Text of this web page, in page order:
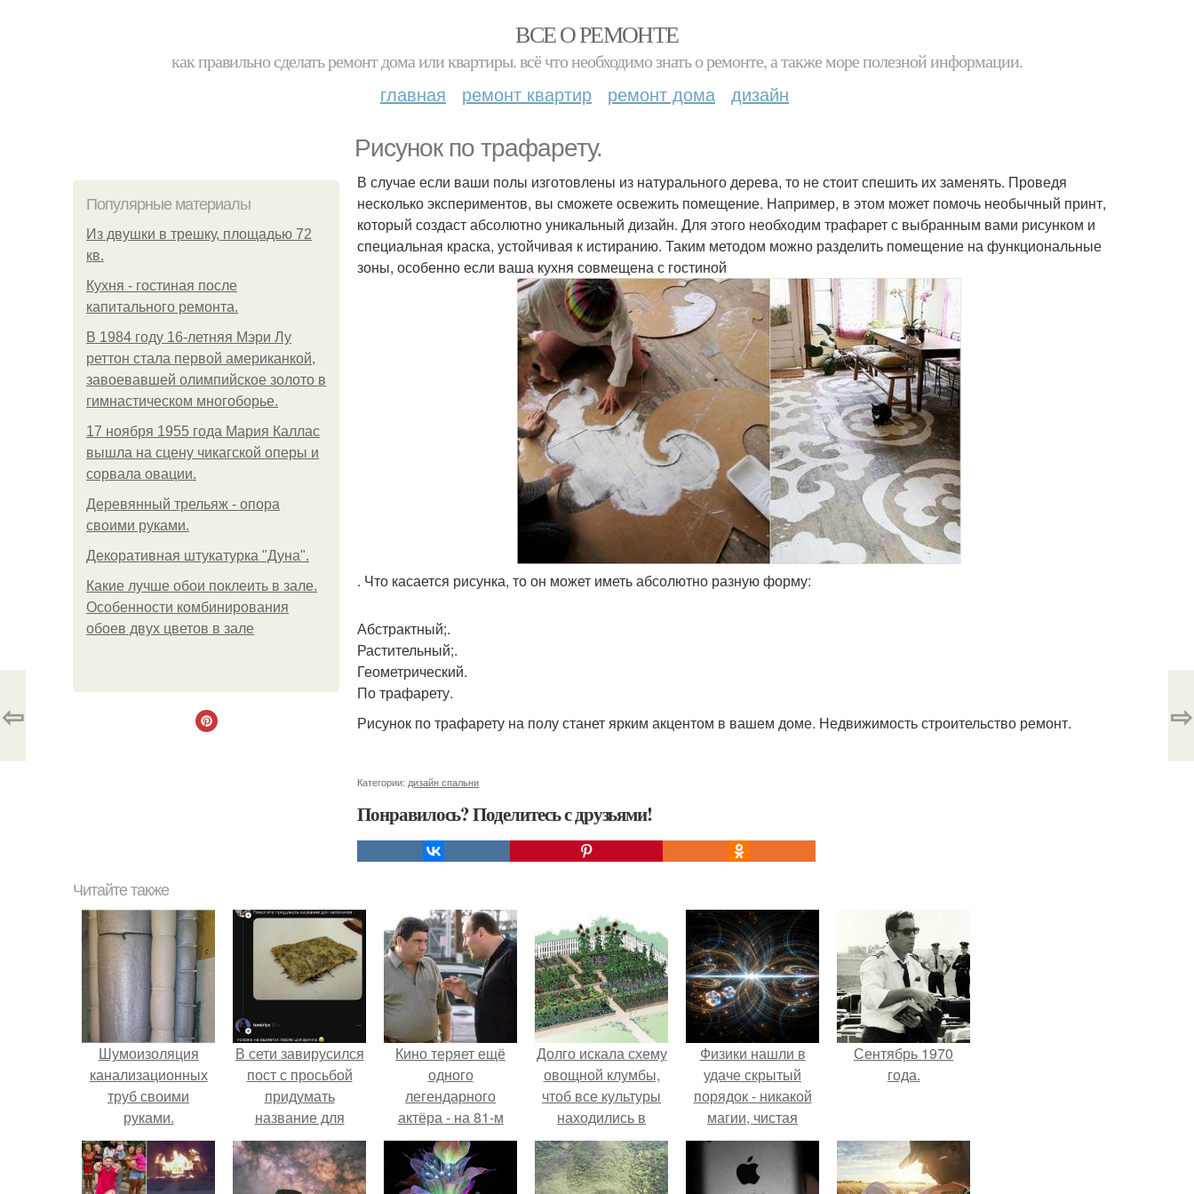
ВСЕ О РЕМОНТЕ
как правильно сделать ремонт дома или квартиры. всё что необходимо знать о ремонте, а также море полезной информации.
главная ремонт квартир ремонт дома дизайн
Рисунок по трафарету.
Популярные материалы
Из двушки в трешку, площадью 72
кв.
Кухня - гостиная после
капитального ремонта.
В 1984 году 16-летняя Мэри Лу
реттон стала первой американкой,
завоевавшей олимпийское золото в
гимнастическом многоборье.
17 ноября 1955 года Мария Каллас
вышла на сцену чикагской оперы и
сорвала овации.
Деревянный трельяж - опора
своими руками.
Декоративная штукатурка "Дуна".
Какие лучше обои поклеить в зале.
Особенности комбинирования
обоев двух цветов в зале
В случае если ваши полы изготовлены из натурального дерева, то не стоит спешить их заменять. Проведя
несколько экспериментов, вы сможете освежить помещение. Например, в этом может помочь необычный принт,
который создаст абсолютно уникальный дизайн. Для этого необходим трафарет с выбранным вами рисунком и
специальная краска, устойчивая к истиранию. Таким методом можно разделить помещение на функциональные
зоны, особенно если ваша кухня совмещена с гостиной
. Что касается рисунка, то он может иметь абсолютно разную форму:
Абстрактный;.
Растительный;.
Геометрический.
По трафарету.
Рисунок по трафарету на полу станет ярким акцентом в вашем доме. Недвижимость строительство ремонт.
Категории: дизайн спальни
Понравилось? Поделитесь с друзьями!
⇦ ⇨
Читайте также
Шумоизоляция
канализационных
труб своими
руками.
В сети завирусился
пост с просьбой
придумать
название для
домашней
запеканки.
Кино теряет ещё
одного
легендарного
актёра - на 81-м
году жизни не стало
Винсента пасторе.
Долго искала схему
овощной клумбы,
чтоб все культуры
находились в
выгодном для них
соседстве.
Физики нашли в
удаче скрытый
порядок - никакой
магии, чистая
квантовая
механика.
Сентябрь 1970
года.